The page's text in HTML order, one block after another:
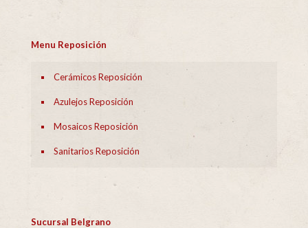
Menu Reposición
Cerámicos Reposición
Azulejos Reposición
Mosaicos Reposición
Sanitarios Reposición
Sucursal Belgrano